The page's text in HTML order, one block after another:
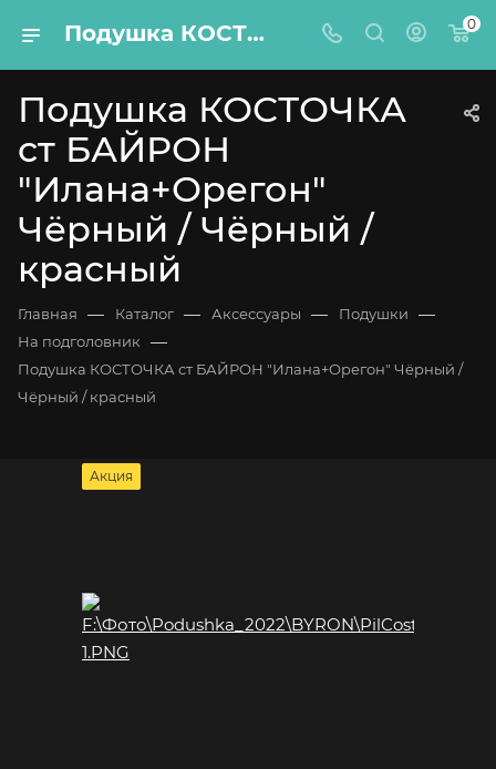
Подушка КОСТОЧКА ст БАЙРОН "Илана+Орегон" Чёрный / Чёрный / красный 0
Подушка КОСТОЧКА
ст БАЙРОН
"Илана+Орегон"
Чёрный / Чёрный /
красный
Главная — Каталог — Аксессуары — Подушки —
На подголовник —
Подушка КОСТОЧКА ст БАЙРОН "Илана+Орегон" Чёрный /
Чёрный / красный
Акция